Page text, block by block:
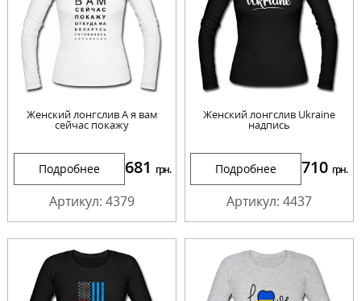
Женский лонгслив А я вам
сейчас покажу
Подробнее 681 грн.
Артикул: 4379
Женский лонгслив Ukraine
надпись
Подробнее 710 грн.
Артикул: 4437